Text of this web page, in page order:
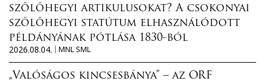
szőlőhegyi artikulusokat? A csokonyai
szőlőhegyi statútum elhasználódott
példányának pótlása 1830-ból
2026.08.04.
MNL SML
„Valóságos kincsesbánya” – az ORF